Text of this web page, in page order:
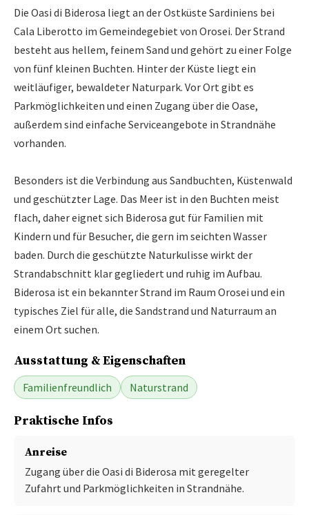
Die Oasi di Biderosa liegt an der Ostküste Sardiniens bei
Cala Liberotto im Gemeindegebiet von Orosei. Der Strand
besteht aus hellem, feinem Sand und gehört zu einer Folge
von fünf kleinen Buchten. Hinter der Küste liegt ein
weitläufiger, bewaldeter Naturpark. Vor Ort gibt es
Parkmöglichkeiten und einen Zugang über die Oase,
außerdem sind einfache Serviceangebote in Strandnähe
vorhanden.
Besonders ist die Verbindung aus Sandbuchten, Küstenwald
und geschützter Lage. Das Meer ist in den Buchten meist
flach, daher eignet sich Biderosa gut für Familien mit
Kindern und für Besucher, die gern im seichten Wasser
baden. Durch die geschützte Naturkulisse wirkt der
Strandabschnitt klar gegliedert und ruhig im Aufbau.
Biderosa ist ein bekannter Strand im Raum Orosei und ein
typisches Ziel für alle, die Sandstrand und Naturraum an
einem Ort suchen.
Ausstattung & Eigenschaften
Familienfreundlich Naturstrand
Praktische Infos
Anreise
Zugang über die Oasi di Biderosa mit geregelter
Zufahrt und Parkmöglichkeiten in Strandnähe.